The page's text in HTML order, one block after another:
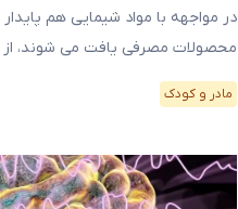
در مواجهه با مواد شیمایی هم
محصولات مصرفی یافت می شوند،
مادر و کودک